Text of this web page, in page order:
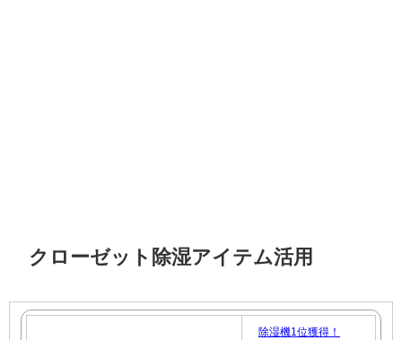
クローゼット除湿アイテム活用
除湿機1位獲得！